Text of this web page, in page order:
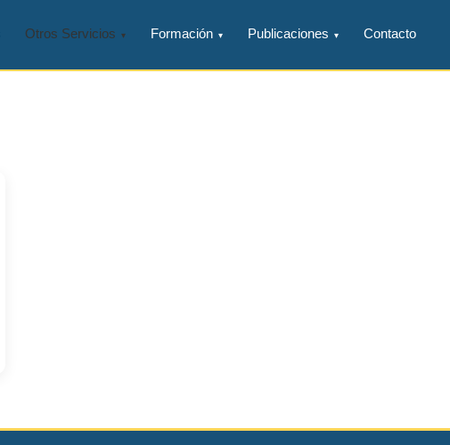
Otros Servicios Formación Publicaciones Contacto